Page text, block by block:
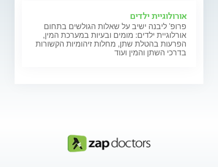
אורולוגיית ילדים
פרופ' ליבנה ישיב על שאלות הגולשים בתחום
אורלוגיית ילדים: מומים ובעיות במערכת המין,
הפרעות בהטלת שתן, מחלות זיהומיות הקשורות
בדרכי השתן והמין ועוד